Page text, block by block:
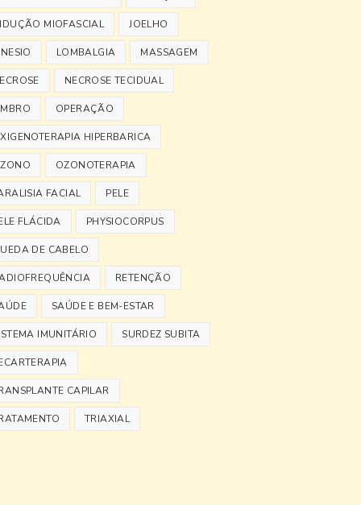
MIOFASCIAL JOELHO
LOMBALGIA MASSAGEM
NECROSE TECIDUAL
OPERAÇÃO
HIPERBARICA
OZONOTERAPIA
FACIAL PELE
FLÁCIDA PHYSIOCORPUS
DE CABELO
RETENÇÃO
SAÚDE E BEM-ESTAR
IMUNITÁRIO SURDEZ SUBITA
CAPILAR
TRIAXIAL